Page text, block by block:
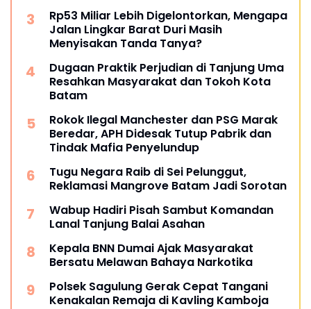
Rp53 Miliar Lebih Digelontorkan, Mengapa
Jalan Lingkar Barat Duri Masih
Menyisakan Tanda Tanya?
Dugaan Praktik Perjudian di Tanjung Uma
Resahkan Masyarakat dan Tokoh Kota
Batam
Rokok Ilegal Manchester dan PSG Marak
Beredar, APH Didesak Tutup Pabrik dan
Tindak Mafia Penyelundup
Tugu Negara Raib di Sei Pelunggut,
Reklamasi Mangrove Batam Jadi Sorotan
Wabup Hadiri Pisah Sambut Komandan
Lanal Tanjung Balai Asahan
Kepala BNN Dumai Ajak Masyarakat
Bersatu Melawan Bahaya Narkotika
Polsek Sagulung Gerak Cepat Tangani
Kenakalan Remaja di Kavling Kamboja